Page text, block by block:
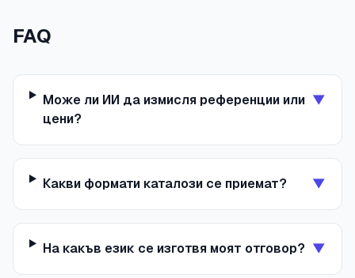
FAQ
Може ли ИИ да измисля референции или
цени?
▼
Какви формати каталози се приемат? ▼
На какъв език се изготвя моят отговор? ▼